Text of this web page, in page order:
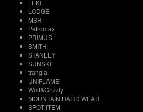
LEKI
LODGE
MSR
Petromax
PRIMUS
SMITH
STANLEY
SUNSKI
trangia
UNIFLAME
Wolf&Grizzly
MOUNTAIN HARD WEAR
SPOT ITEM